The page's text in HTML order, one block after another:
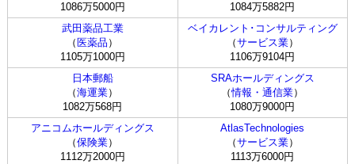
1086万5000円
1084万5882円
武田薬品工業
（ 医薬品 ）
1105万1000円
ベイカレント･コンサルティング
（サービス業）
1106万9104円
日本郵船
（海運業）
1082万568円
SRAホールディングス
（情報・通信業）
1080万9000円
アニコムホールディングス
（保険業）
1112万2000円
AtlasTechnologies
（サービス業）
1113万6000円